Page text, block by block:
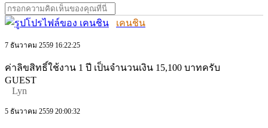
เคนชิน
7 ธันวาคม 2559 16:22:25
ค่าลิขสิทธิ์ใช้งาน 1 ปี เป็นจำนวนเงิน 15,100 บาทครับ
GUEST
Lyn
5 ธันวาคม 2559 20:00:32